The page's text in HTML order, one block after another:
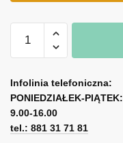
Replika
-
Jane
Eyre
l
t
e
r
Infolinia telefoniczna:
PONIEDZIAŁEK-PIĄTEK:
9.00-16.00
tel.: 881 31 71 81